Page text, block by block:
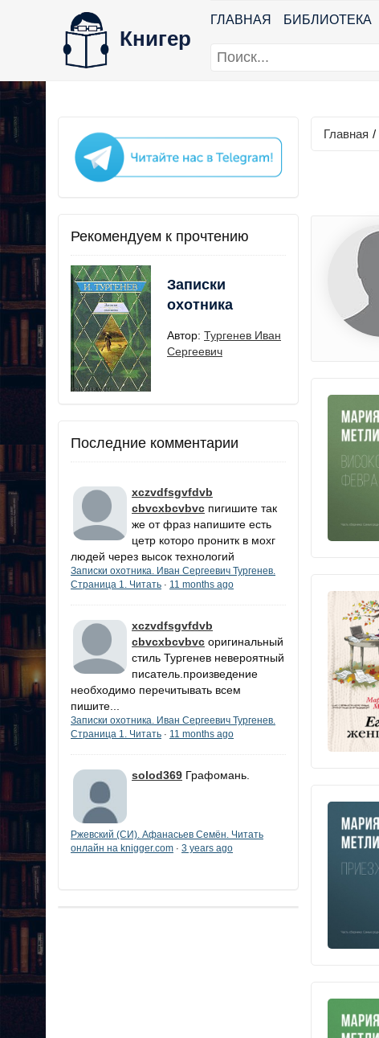
Книгер
ГЛАВНАЯ БИБЛИОТЕКА
Рекомендуем к прочтению
Записки
охотника
Автор: Тургенев Иван
Сергеевич
Последние комментарии
xczvdfsgvfdvb
cbvcxbcvbvc пигишите так
же от фраз напишите есть
цетр которо пронитк в мохг
людей через высок технологий
Записки охотника. Иван Сергеевич Тургенев.
Страница 1. Читать · 11 months ago
xczvdfsgvfdvb
cbvcxbcvbvc оригинальный
стиль Тургенев невероятный
писатель.произведение
необходимо перечитывать всем
пишите...
Записки охотника. Иван Сергеевич Тургенев.
Страница 1. Читать · 11 months ago
solod369 Графомань.
Ржевский (СИ). Афанасьев Семён. Читать
онлайн на knigger.com · 3 years ago
Главная /